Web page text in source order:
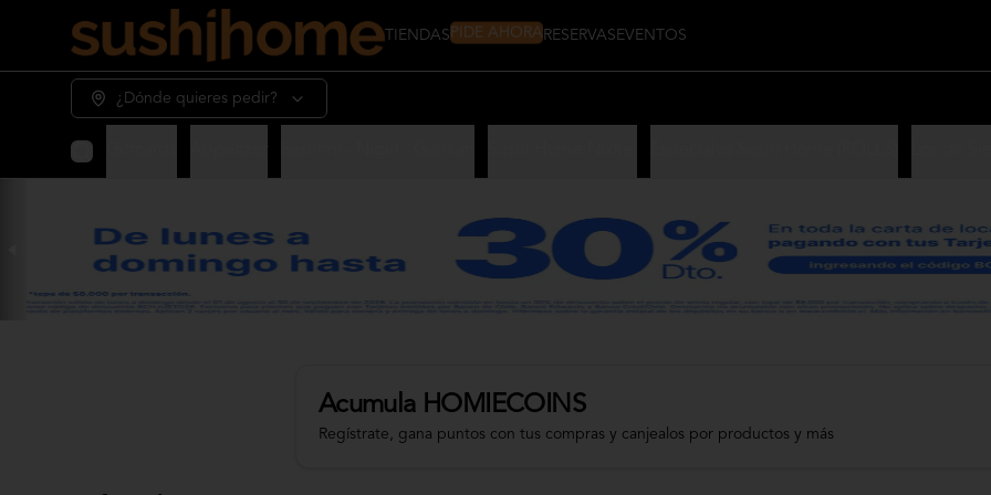
TIENDAS PIDE AHORA RESERVAS EVENTOS
¿Dónde quieres pedir?
Acumula HOMIECOINS
Regístrate, gana puntos con tus compras y canjealos por productos y más